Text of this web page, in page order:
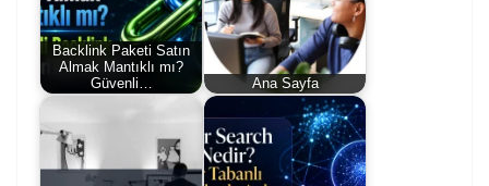
Backlink Paketi Satın
Almak Mantıklı mı?
Güvenli…
Ana Sayfa